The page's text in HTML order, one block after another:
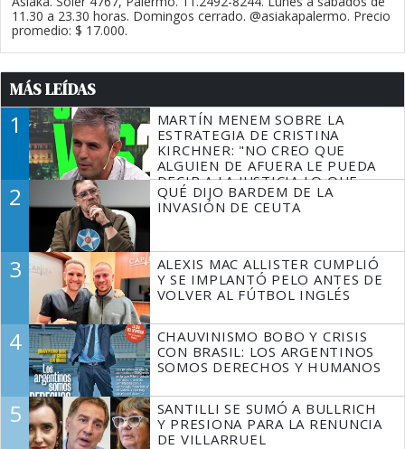
11.30 a 23.30 horas. Domingos cerrado. @asiakapalermo. Precio
promedio: $ 17.000.
MÁS LEÍDAS
1
MARTÍN MENEM SOBRE LA
ESTRATEGIA DE CRISTINA
KIRCHNER: "NO CREO QUE
ALGUIEN DE AFUERA LE PUEDA
DECIR A LA JUSTICIA LO QUE
TIENE QUE HACER"
2
QUÉ DIJO BARDEM DE LA
INVASIÓN DE CEUTA
3
ALEXIS MAC ALLISTER CUMPLIÓ
Y SE IMPLANTÓ PELO ANTES DE
VOLVER AL FÚTBOL INGLÉS
4
CHAUVINISMO BOBO Y CRISIS
CON BRASIL: LOS ARGENTINOS
SOMOS DERECHOS Y HUMANOS
5
SANTILLI SE SUMÓ A BULLRICH
Y PRESIONA PARA LA RENUNCIA
DE VILLARRUEL